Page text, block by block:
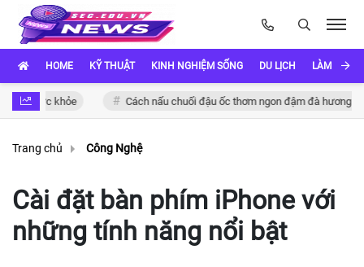
HOME KỸ THUẬT KINH NGHIỆM SỐNG DU LỊCH LÀM ĐẸP
khỏe Cách nấu chuối đậu ốc thơm ngon đậm đà hương vị Việt
Trang chủ Công Nghệ
Cài đặt bàn phím iPhone với
những tính năng nổi bật